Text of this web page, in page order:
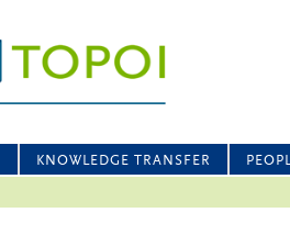
KNOWLEDGE TRANSFER